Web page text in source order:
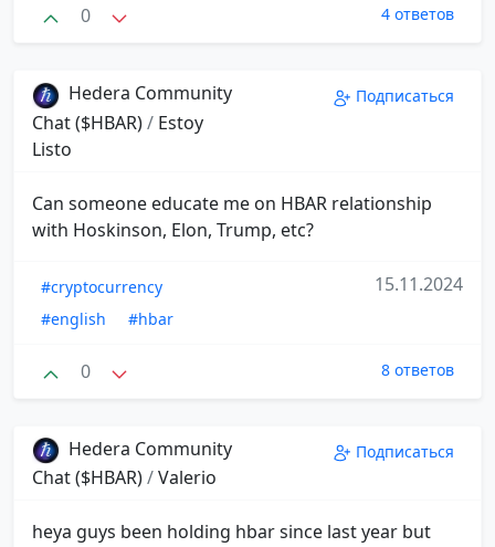
0 4 ответов
Hedera Community
Chat ($HBAR)/ Estoy
Listo
Подписаться
Can someone educate me on HBAR relationship
with Hoskinson, Elon, Trump, etc?
#cryptocurrency
#english
#hbar
15.11.2024
0 8 ответов
Hedera Community
Chat ($HBAR)/Valerio
Подписаться
heya guys been holding hbar since last year but